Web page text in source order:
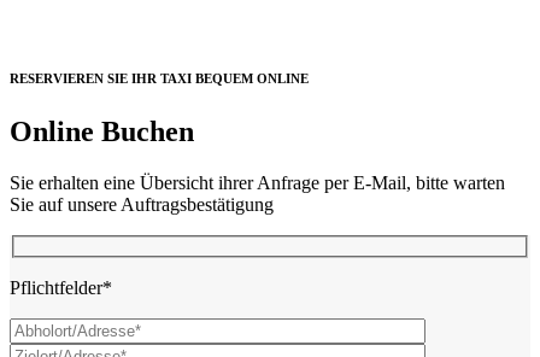
RESERVIEREN SIE IHR TAXI BEQUEM ONLINE
Online Buchen
Sie erhalten eine Übersicht ihrer Anfrage per E-Mail, bitte warten
Sie auf unsere Auftragsbestätigung
Pflichtfelder*